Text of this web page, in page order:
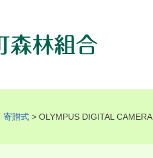
贈式 > OLYMPUS DIGITAL CAMERA